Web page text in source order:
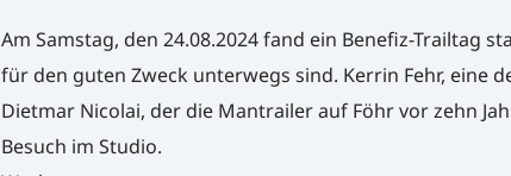
Am Samstag, den 24.08.2024 fand ein Benefiz-Trailtag
für den guten Zweck unterwegs sind. Kerrin Fehr, eine
Dietmar Nicolai, der die Mantrailer auf Föhr vor zehn
Besuch im Studio.